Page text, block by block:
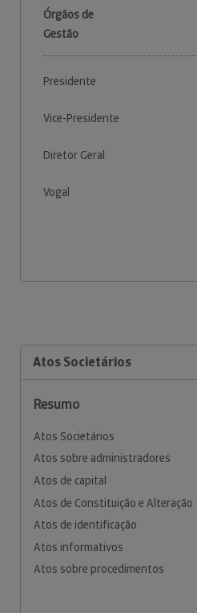
Órgãos de
Gestão
Presidente
Vice-Presidente
Diretor Geral
Vogal
Atos Societários
Resumo
Atos Societários
Atos sobre administradores
Atos de capital
Atos de Constituição e Alteração
Atos de identificação
Atos informativos
Atos sobre procedimentos